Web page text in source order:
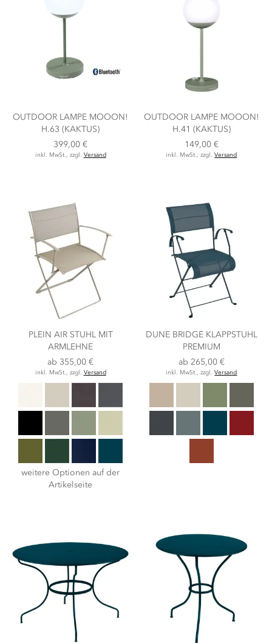
OUTDOOR LAMPE MOOON!
H.63 (KAKTUS)
399,00 €
inkl. MwSt., zzgl. Versand
OUTDOOR LAMPE MOOON!
H.41 (KAKTUS)
149,00 €
inkl. MwSt., zzgl.Versand
PLEIN AIR STUHL MIT
ARMLEHNE
ab 355,00 €
inkl. MwSt., zzgl. Versand
weitere Optionen auf der
Artikelseite
DUNE BRIDGE KLAPPSTUHL
PREMIUM
ab 265,00 €
inkl. MwSt., zzgl.Versand